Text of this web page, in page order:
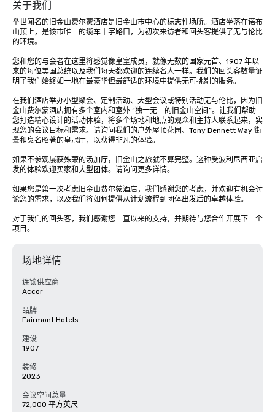
关于我们
举世闻名的旧金山费尔蒙酒店是旧金山市中心的标志性场所。酒店坐落在诺布
山顶上，是该市唯一的缆车十字路口，为初次来访者和回头客提供了无与伦比
的环境。
您和您的与会者在这里将感觉像皇室成员，就像无数的国家元首、1907 年以
来的每位美国总统以及我们每天都欢迎的连续名人一样。我们的回头客数量证
明了我们始终如一地在最豪华但最舒适的环境中提供无可挑剔的服务。
在我们酒店举办小型聚会、定制活动、大型会议或特别活动无与伦比，因为旧
金山费尔蒙酒店拥有多个室内和室外 “独一无二的旧金山空间”。让我们帮助
您打造精心设计的活动体验，将多个场地和地点的观众和主持人联系起来，实
现您的会议目标和需求。请询问我们的户外屋顶花园、Tony Bennett Way 街
景和臭名昭著的皇冠厅，以获得非凡的体验。
如果不参观屡获殊荣的汤加厅，旧金山之旅就不算完整。这种受波利尼西亚启
发的体验欢迎买家和大型团体。请询问更多详情。
如果您是第一次考虑旧金山费尔蒙酒店，我们感谢您的考虑，并欢迎有机会讨
论您的需求，以及我们将如何提供从计划流程到团体出发后的卓越体验。
对于我们的回头客，我们感谢您一直以来的支持，并期待与您合作开展下一个
项目。
场地详情
连锁供应商
Accor
品牌
Fairmont Hotels
建设
1907
装修
2023
会议空间总量
72,000 平方英尺